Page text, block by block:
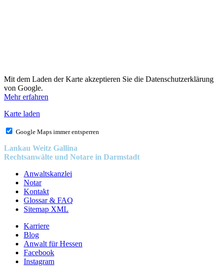
Mit dem Laden der Karte akzeptieren Sie die Datenschutzerklärung
von Google.
Mehr erfahren
Karte laden
Google Maps immer entsperren
Lankau Weitz Gallina
Rechtsanwälte und Notare in Darmstadt
Anwaltskanzlei
Notar
Kontakt
Glossar & FAQ
Sitemap XML
Karriere
Blog
Anwalt für Hessen
Facebook
Instagram